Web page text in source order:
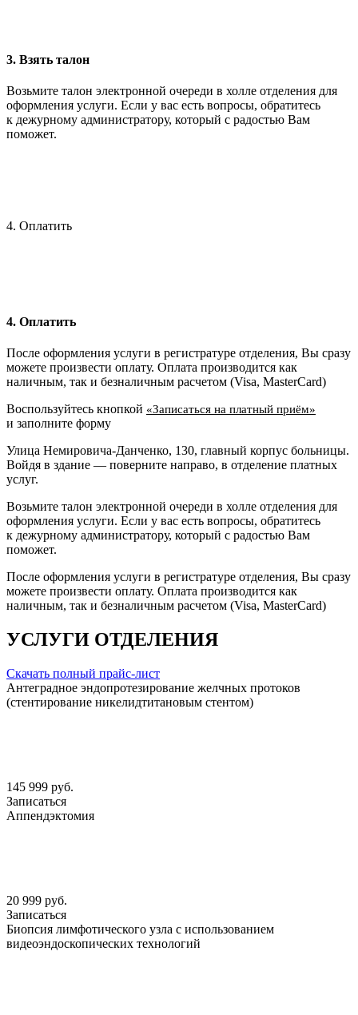
3. Взять талон
Возьмите талон электронной очереди в холле отделения для
оформления услуги. Если у вас есть вопросы, обратитесь
к дежурному администратору, который с радостью Вам
поможет.
4. Оплатить
4. Оплатить
После оформления услуги в регистратуре отделения, Вы сразу
можете произвести оплату. Оплата производится как
наличным, так и безналичным расчетом (Visa, MasterCard)
Воспользуйтесь кнопкой «Записаться на платный приём»
и заполните форму
Улица Немировича-Данченко, 130, главный корпус больницы.
Войдя в здание — поверните направо, в отделение платных
услуг.
Возьмите талон электронной очереди в холле отделения для
оформления услуги. Если у вас есть вопросы, обратитесь
к дежурному администратору, который с радостью Вам
поможет.
После оформления услуги в регистратуре отделения, Вы сразу
можете произвести оплату. Оплата производится как
наличным, так и безналичным расчетом (Visa, MasterCard)
УСЛУГИ ОТДЕЛЕНИЯ
Скачать полный прайс-лист
Антеградное эндопротезирование желчных протоков
(стентирование никелидтитановым стентом)
145 999 руб.
Записаться
Аппендэктомия
20 999 руб.
Записаться
Биопсия лимфотического узла с использованием
видеоэндоскопических технологий